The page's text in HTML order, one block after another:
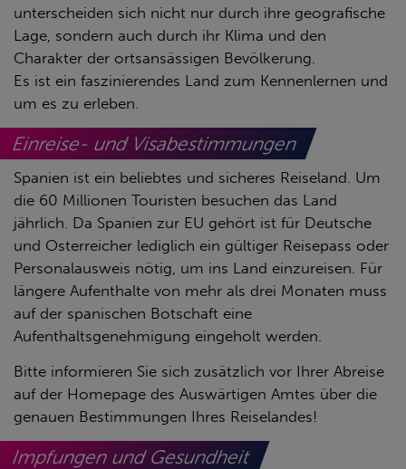
unterscheiden sich nicht nur durch ihre geografische
Lage, sondern auch durch ihr Klima und den
Charakter der ortsansässigen Bevölkerung.
Es ist ein faszinierendes Land zum Kennenlernen und
um es zu erleben.
Einreise- und Visabestimmungen
Spanien ist ein beliebtes und sicheres Reiseland. Um
die 60 Millionen Touristen besuchen das Land
jährlich. Da Spanien zur EU gehört ist für Deutsche
und Osterreicher lediglich ein gültiger Reisepass oder
Personalausweis nötig, um ins Land einzureisen. Für
längere Aufenthalte von mehr als drei Monaten muss
auf der spanischen Botschaft eine
Aufenthaltsgenehmigung eingeholt werden.
Bitte informieren Sie sich zusätzlich vor Ihrer Abreise
auf der Homepage des Auswärtigen Amtes über die
genauen Bestimmungen Ihres Reiselandes!
Impfungen und Gesundheit